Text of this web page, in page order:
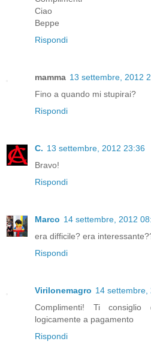
Ciao
Beppe
Rispondi
mamma 13 settembre, 2012
Fino a quando mi stupirai?
Rispondi
C. 13 settembre, 2012 23:36
Bravo!
Rispondi
Marco 14 settembre, 2012
era difficile? era
Rispondi
Virilonemagro 14 settembre,
Complimenti! Ti
logicamente a pagamento
Rispondi